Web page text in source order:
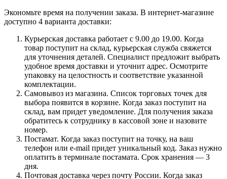
Экономьте время на получении заказа. В интернет-магазине
доступно 4 варианта доставки:
Курьерская доставка работает с 9.00 до 19.00. Когда
товар поступит на склад, курьерская служба свяжется
для уточнения деталей. Специалист предложит выбрать
удобное время доставки и уточнит адрес. Осмотрите
упаковку на целостность и соответствие указанной
комплектации.
Самовывоз из магазина. Список торговых точек для
выбора появится в корзине. Когда заказ поступит на
склад, вам придет уведомление. Для получения заказа
обратитесь к сотруднику в кассовой зоне и назовите
номер.
Постамат. Когда заказ поступит на точку, на ваш
телефон или e-mail придет уникальный код. Заказ нужно
оплатить в терминале постамата. Срок хранения — 3
дня.
Почтовая доставка через почту России. Когда заказ